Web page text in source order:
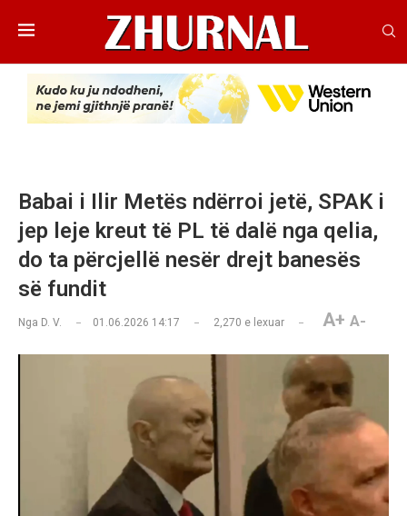
Babai i Ilir Metës ndërroi jetë, SPAK i
jep leje kreut të PL të dalë nga qelia,
do ta përcjellë nesër drejt banesës
së fundit
Nga D. V. 01.06.2026 14:17 2,270 e lexuar A+ A-